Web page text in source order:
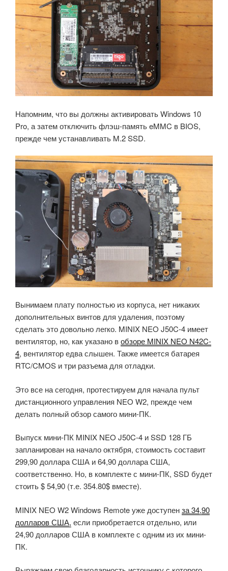
Напомним, что вы должны активировать Windows 10
Pro, а затем отключить флэш-память eMMC в BIOS,
прежде чем устанавливать M.2 SSD.
Вынимаем плату полностью из корпуса, нет никаких
дополнительных винтов для удаления, поэтому
сделать это довольно легко. MINIX NEO J50C-4 имеет
вентилятор, но, как указано вобзоре MINIX NEO N42C-
4, вентилятор едва слышен. Также имеется батарея
RTC/CMOS и три разъема для отладки.
Это все на сегодня, протестируем для начала пульт
дистанционного управления NEO W2, прежде чем
делать полный обзор самого мини-ПК.
Выпуск мини-ПК MINIX NEO J50C-4 и SSD 128 ГБ
запланирован на начало октября, стоимость составит
299,90 доллара США и 64,90 доллара США,
соответственно. Но, в комплекте с мини-ПК, SSD будет
стоить $ 54,90 (т.е. 354.80$ вместе).
MINIX NEO W2 Windows Remote уже доступенза 34,90
долларов США, если приобретается отдельно, или
24,90 долларов США в комплекте с одним из их мини-
ПК.